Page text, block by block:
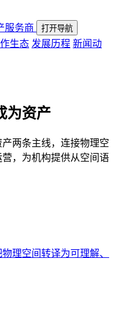
服务商
打开导航
生态 发展历程 新闻动
为资产
两条主线，连接物理空
，为机构提供从空间语
理空间转译为可理解、